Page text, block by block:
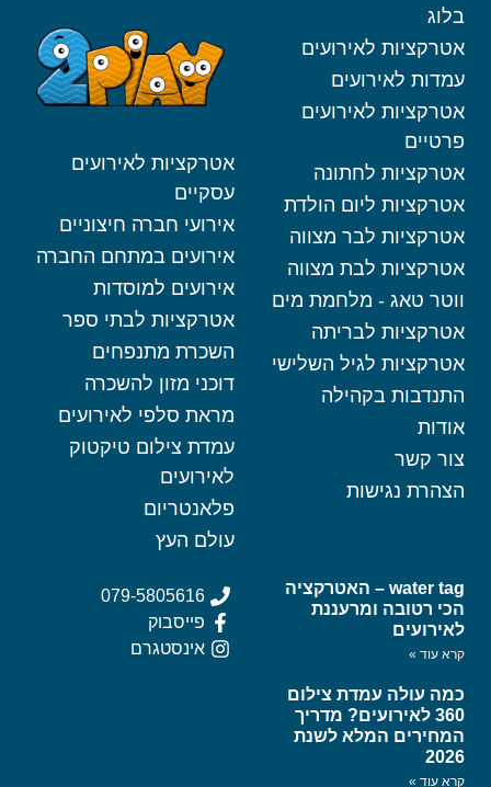
לאירועים
לאירועים
לחתונה
ליום הולדת
לבר מצווה
לבת מצווה
- מלחמת מים
לבריתה
לגיל השלישי
בקהילה
אטרקציות לאירועים
עסקיים
אירועי חברה חיצוניים
אירועים במתחם החברה
אירועים למוסדות
אטרקציות לבתי ספר
השכרת מתנפחים
דוכני מזון להשכרה
מראת סלפי לאירועים
עמדת צילום טיקטוק
פלאנטריום
water tag – האטרקציה
ומרעננת
עמדת צילום
לאירועים? מדריך
המלא לשנת
079-5805616
אינסטגרם